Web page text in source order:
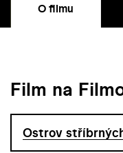
O filmu
Film na
Ostrov